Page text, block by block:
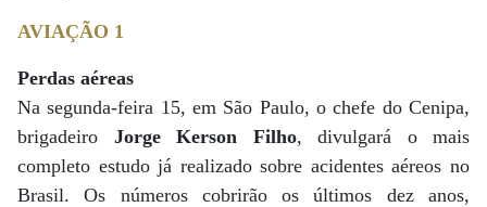
AVIAÇÃO 1
Perdas aéreas
Na segunda-feira 15, em São Paulo, o chefe do Cenipa,
brigadeiro Jorge Kerson Filho, divulgará o mais
completo estudo já realizado sobre acidentes aéreos no
Brasil. Os números cobrirão os últimos dez anos,